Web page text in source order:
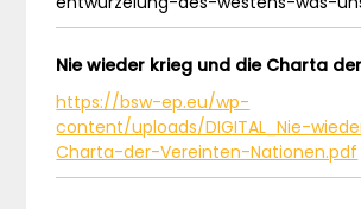
Nie wieder krieg und die Charta
https://bsw-ep.eu/wp-
content/uploads/DIGITAL_Nie-
Charta-der-Vereinten-Nationen.pdf